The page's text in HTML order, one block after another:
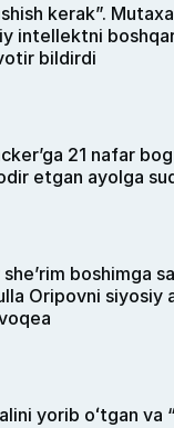
kerak”.
intellektni
bildirdi
21 nafar
etgan ayolga
boshimga
Oripovni siyosiy
yorib oʻtgan va